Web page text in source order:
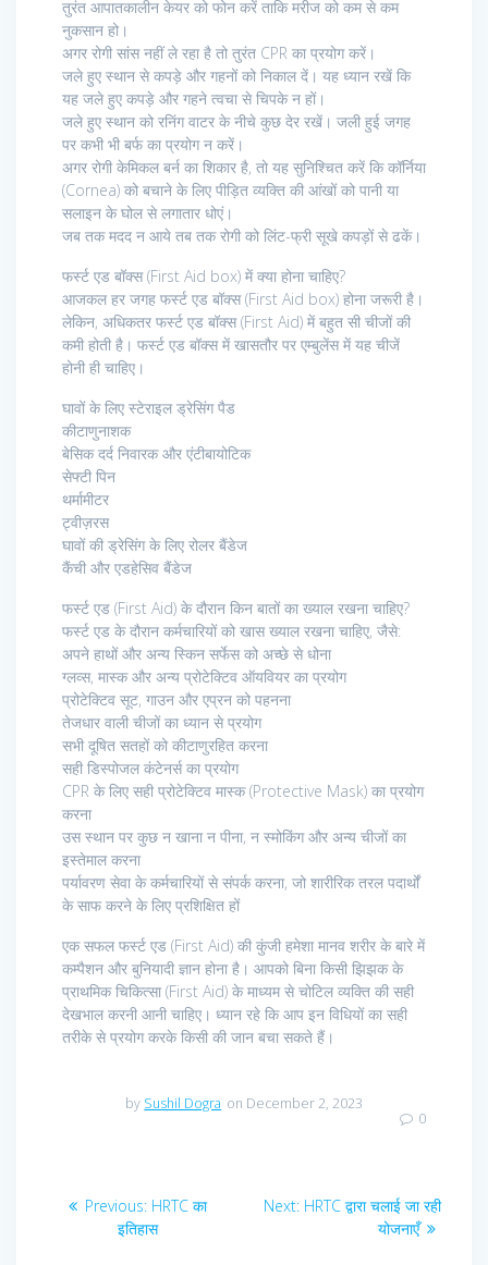
तुरंत आपातकालीन केयर को फोन करें ताकि मरीज को कम से कम
नुकसान हो।
अगर रोगी सांस नहीं ले रहा है तो तुरंत CPR का प्रयोग करें।
जले हुए स्थान से कपड़े और गहनों को निकाल दें। यह ध्यान रखें कि
यह जले हुए कपड़े और गहने त्वचा से चिपके न हों।
जले हुए स्थान को रनिंग वाटर के नीचे कुछ देर रखें। जली हुई जगह
पर कभी भी बर्फ का प्रयोग न करें।
अगर रोगी केमिकल बर्न का शिकार है, तो यह सुनिश्चित करें कि कॉर्निया
(Cornea) को बचाने के लिए पीड़ित व्यक्ति की आंखों को पानी या
सलाइन के घोल से लगातार धोएं।
जब तक मदद न आये तब तक रोगी को लिंट-फ्री सूखे कपड़ों से ढकें।
फर्स्ट एड बॉक्स (First Aid box) में क्या होना चाहिए?
आजकल हर जगह फर्स्ट एड बॉक्स (First Aid box) होना जरूरी है।
लेकिन, अधिकतर फर्स्ट एड बॉक्स (First Aid) में बहुत सी चीजों की
कमी होती है। फर्स्ट एड बॉक्स में खासतौर पर एम्बुलेंस में यह चीजें
होनी ही चाहिए।
घावों के लिए स्टेराइल ड्रेसिंग पैड
कीटाणुनाशक
बेसिक दर्द निवारक और एंटीबायोटिक
सेफ्टी पिन
थर्मामीटर
ट्वीज़रस
घावों की ड्रेसिंग के लिए रोलर बैंडेज
कैंची और एडहेसिव बैंडेज
फर्स्ट एड (First Aid) के दौरान किन बातों का ख्याल रखना चाहिए?
फर्स्ट एड के दौरान कर्मचारियों को खास ख्याल रखना चाहिए, जैसे:
अपने हाथों और अन्य स्किन सर्फेस को अच्छे से धोना
ग्लव्स, मास्क और अन्य प्रोटेक्टिव ऑयवियर का प्रयोग
प्रोटेक्टिव सूट, गाउन और एप्रन को पहनना
तेजधार वाली चीजों का ध्यान से प्रयोग
सभी दूषित सतहों को कीटाणुरहित करना
सही डिस्पोजल कंटेनर्स का प्रयोग
CPR के लिए सही प्रोटेक्टिव मास्क (Protective Mask) का प्रयोग
करना
उस स्थान पर कुछ न खाना न पीना, न स्मोकिंग और अन्य चीजों का
इस्तेमाल करना
पर्यावरण सेवा के कर्मचारियों से संपर्क करना, जो शारीरिक तरल पदार्थों
के साफ करने के लिए प्रशिक्षित हों
एक सफल फर्स्ट एड (First Aid) की कुंजी हमेशा मानव शरीर के बारे में
कम्पैशन और बुनियादी ज्ञान होना है। आपको बिना किसी झिझक के
प्राथमिक चिकित्सा (First Aid) के माध्यम से चोटिल व्यक्ति की सही
देखभाल करनी आनी चाहिए। ध्यान रहे कि आप इन विधियों का सही
तरीके से प्रयोग करके किसी की जान बचा सकते हैं।
by Sushil Dogra on December 2, 2023
0
Post
navigation
Previous: Previous
post:
HRTC का
इतिहास
Next: Next
HRTC द्वारा चलाई जा रही
योजनाएँ